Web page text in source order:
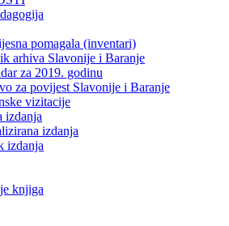
pomagala (inventari)
arhiva Slavonije i Baranje
za 2019. godinu
za povijest Slavonije i Baranje
vizitacije
izdanja
izdanja
izdanja
knjiga